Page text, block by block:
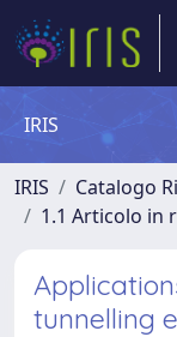
IRIS
IRIS Catalogo
1.1 Articolo in
tunnelling